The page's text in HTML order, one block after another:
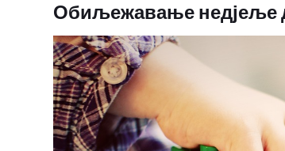
Обиљежавање недјеље